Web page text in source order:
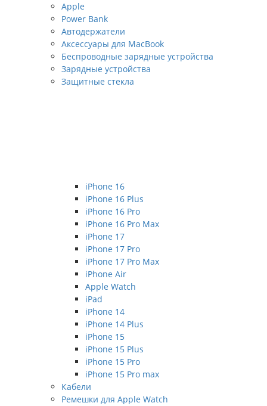
Apple
Power Bank
Автодержатели
Аксессуары для MacBook
Беспроводные зарядные устройства
Зарядные устройства
Защитные стекла
iPhone 16
iPhone 16 Plus
iPhone 16 Pro
iPhone 16 Pro Max
iPhone 17
iPhone 17 Pro
iPhone 17 Pro Max
iPhone Air
Apple Watch
iPad
iPhone 14
iPhone 14 Plus
iPhone 15
iPhone 15 Plus
iPhone 15 Pro
iPhone 15 Pro max
Кабели
Ремешки для Apple Watch